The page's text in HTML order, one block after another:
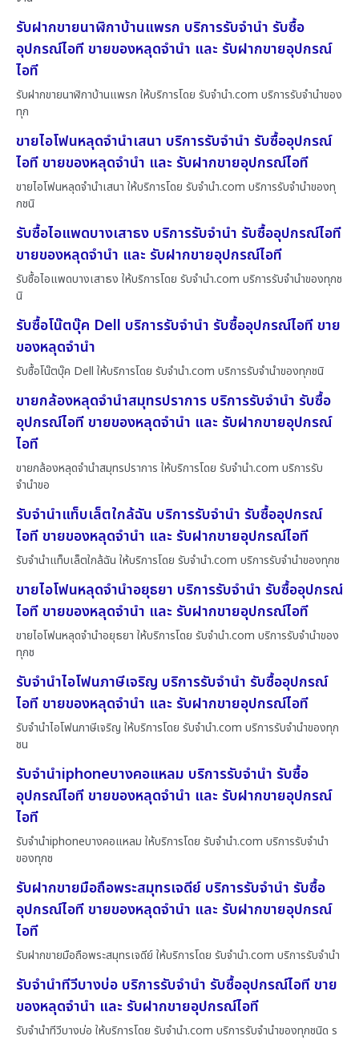
รับฝากขายนาฬิกาบ้านแพรก บริการรับจำนำ รับซื้อ
อุปกรณ์ไอที ขายของหลุดจำนำ และ รับฝากขายอุปกรณ์
ไอที
รับฝากขายนาฬิกาบ้านแพรก ให้บริการโดย รับจํานํา.com บริการรับจำนำของ
ทุก
ขายไอโฟนหลุดจำนำเสนา บริการรับจำนำ รับซื้ออุปกรณ์
ไอที ขายของหลุดจำนำ และ รับฝากขายอุปกรณ์ไอที
ขายไอโฟนหลุดจำนำเสนา ให้บริการโดย รับจํานํา.com บริการรับจำนำของทุ
กชนิ
รับซื้อไอแพดบางเสาธง บริการรับจำนำ รับซื้ออุปกรณ์ไอที
ขายของหลุดจำนำ และ รับฝากขายอุปกรณ์ไอที
รับซื้อไอแพดบางเสาธง ให้บริการโดย รับจํานํา.com บริการรับจำนำของทุกช
นิ
รับซื้อโน๊ตบุ๊ค Dell บริการรับจำนำ รับซื้ออุปกรณ์ไอที ขาย
ของหลุดจำนำ
รับซื้อโน๊ตบุ๊ค Dell ให้บริการโดย รับจํานํา.com บริการรับจำนำของทุกชนิ
ขายกล้องหลุดจำนำสมุทรปราการ บริการรับจำนำ รับซื้อ
อุปกรณ์ไอที ขายของหลุดจำนำ และ รับฝากขายอุปกรณ์
ไอที
ขายกล้องหลุดจำนำสมุทรปราการ ให้บริการโดย รับจํานํา.com บริการรับ
จำนำขอ
รับจำนำแท็บเล็ตใกล้ฉัน บริการรับจำนำ รับซื้ออุปกรณ์
ไอที ขายของหลุดจำนำ และ รับฝากขายอุปกรณ์ไอที
รับจำนำแท็บเล็ตใกล้ฉัน ให้บริการโดย รับจํานํา.com บริการรับจำนำของทุกช
ขายไอโฟนหลุดจำนำอยุธยา บริการรับจำนำ รับซื้ออุปกรณ์
ไอที ขายของหลุดจำนำ และ รับฝากขายอุปกรณ์ไอที
ขายไอโฟนหลุดจำนำอยุธยา ให้บริการโดย รับจํานํา.com บริการรับจำนำของ
ทุกช
รับจำนำไอโฟนภาษีเจริญ บริการรับจำนำ รับซื้ออุปกรณ์
ไอที ขายของหลุดจำนำ และ รับฝากขายอุปกรณ์ไอที
รับจำนำไอโฟนภาษีเจริญ ให้บริการโดย รับจํานํา.com บริการรับจำนำของทุก
ชน
รับจำนำiphoneบางคอแหลม บริการรับจำนำ รับซื้อ
อุปกรณ์ไอที ขายของหลุดจำนำ และ รับฝากขายอุปกรณ์
ไอที
รับจำนำiphoneบางคอแหลม ให้บริการโดย รับจํานํา.com บริการรับจำนำ
ของทุกช
รับฝากขายมือถือพระสมุทรเจดีย์ บริการรับจำนำ รับซื้อ
อุปกรณ์ไอที ขายของหลุดจำนำ และ รับฝากขายอุปกรณ์
ไอที
รับฝากขายมือถือพระสมุทรเจดีย์ ให้บริการโดย รับจํานํา.com บริการรับจำนำ
รับจำนำทีวีบางบ่อ บริการรับจำนำ รับซื้ออุปกรณ์ไอที ขาย
ของหลุดจำนำ และ รับฝากขายอุปกรณ์ไอที
รับจำนำทีวีบางบ่อ ให้บริการโดย รับจํานํา.com บริการรับจำนำของทุกชนิด ร